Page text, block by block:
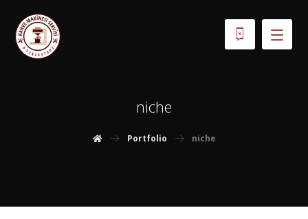
niche
Portfolio niche